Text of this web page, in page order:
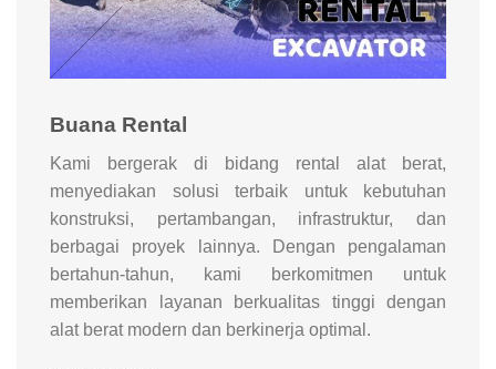
Buana Rental
Kami bergerak di bidang rental alat berat,
menyediakan solusi terbaik untuk kebutuhan
konstruksi, pertambangan, infrastruktur, dan
berbagai proyek lainnya. Dengan pengalaman
bertahun-tahun, kami berkomitmen untuk
memberikan layanan berkualitas tinggi dengan
alat berat modern dan berkinerja optimal.